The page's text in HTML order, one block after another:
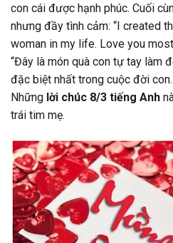
con cái được hạnh phúc. Cuối
nhưng đầy tình cảm: “I created
woman in my life. Love you
“Đây là món quà con tự tay làm
đặc biệt nhất trong cuộc đời con.
Những lời chúc 8/3 tiếng Anh
trái tim mẹ.